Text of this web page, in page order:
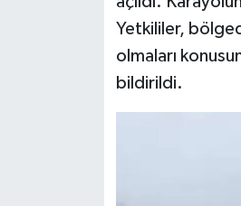
Yetkililer,
olmaları
bildirildi.